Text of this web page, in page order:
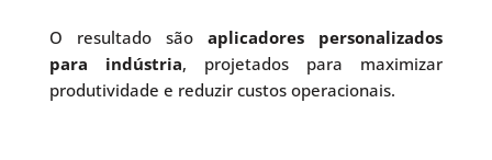
O resultado sãoaplicadores personalizados
para indústria, projetados para maximizar
produtividade e reduzir custos operacionais.